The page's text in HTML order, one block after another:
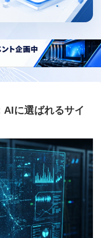
に選ばれるサイ